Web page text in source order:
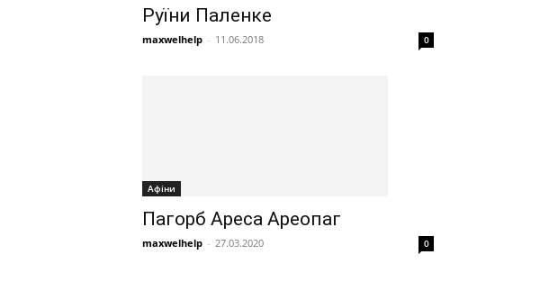
Руїни Паленке
maxwelhelp - 11.06.2018 0
Афіни
Пагорб Ареса Ареопаг
maxwelhelp - 27.03.2020 0